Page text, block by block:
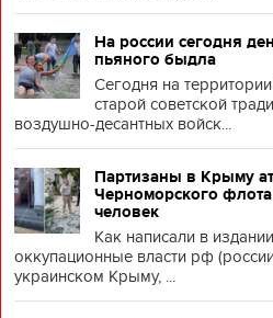
На россии сегодня
пьяного быдла
Сегодня на
старой советской
воздушно-десантных войск...
Партизаны в Крыму
Черноморского
человек
Как написали в
оккупационные власти рф
украинском Крыму, ...